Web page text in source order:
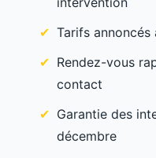
Tarifs annoncés
Rendez-vous
contact
Garantie des
décembre